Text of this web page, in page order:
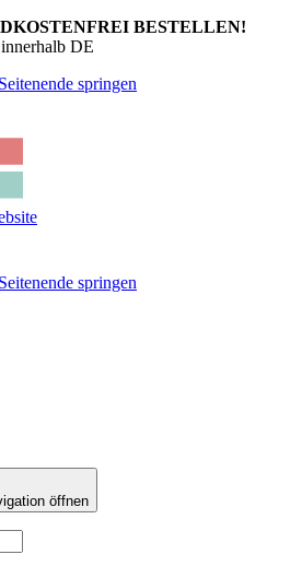
BESTELLEN!
DE
springen
springen
öffnen